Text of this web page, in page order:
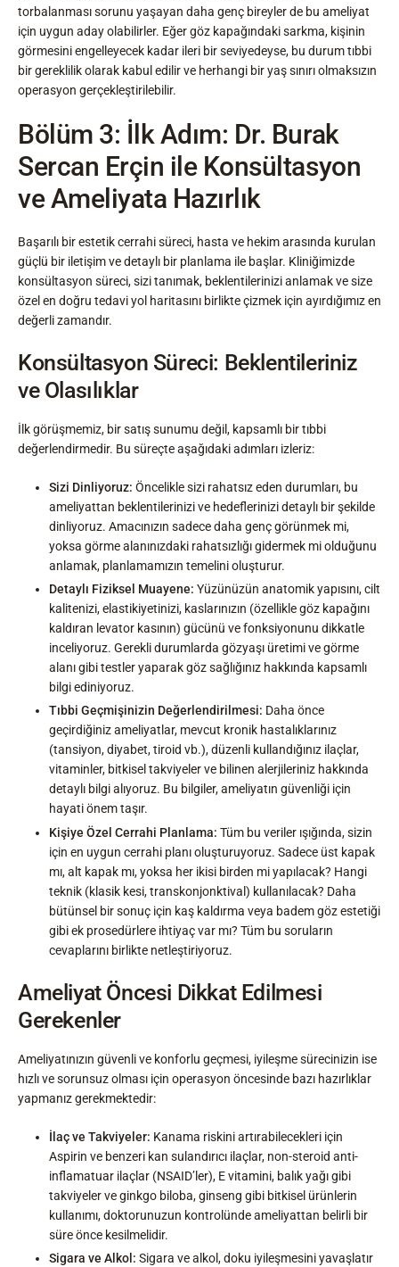
torbalanması sorunu yaşayan daha genç bireyler de bu ameliyat
için uygun aday olabilirler. Eğer göz kapağındaki sarkma, kişinin
görmesini engelleyecek kadar ileri bir seviyedeyse, bu durum tıbbi
bir gereklilik olarak kabul edilir ve herhangi bir yaş sınırı olmaksızın
operasyon gerçekleştirilebilir.
Bölüm 3: İlk Adım: Dr. Burak
Sercan Erçin ile Konsültasyon
ve Ameliyata Hazırlık
Başarılı bir estetik cerrahi süreci, hasta ve hekim arasında kurulan
güçlü bir iletişim ve detaylı bir planlama ile başlar. Kliniğimizde
konsültasyon süreci, sizi tanımak, beklentilerinizi anlamak ve size
özel en doğru tedavi yol haritasını birlikte çizmek için ayırdığımız en
değerli zamandır.
Konsültasyon Süreci: Beklentileriniz
ve Olasılıklar
İlk görüşmemiz, bir satış sunumu değil, kapsamlı bir tıbbi
değerlendirmedir. Bu süreçte aşağıdaki adımları izleriz:
Sizi Dinliyoruz: Öncelikle sizi rahatsız eden durumları, bu
ameliyattan beklentilerinizi ve hedeflerinizi detaylı bir şekilde
dinliyoruz. Amacınızın sadece daha genç görünmek mi,
yoksa görme alanınızdaki rahatsızlığı gidermek mi olduğunu
anlamak, planlamamızın temelini oluşturur.
Detaylı Fiziksel Muayene: Yüzünüzün anatomik yapısını, cilt
kalitenizi, elastikiyetinizi, kaslarınızın (özellikle göz kapağını
kaldıran levator kasının) gücünü ve fonksiyonunu dikkatle
inceliyoruz. Gerekli durumlarda gözyaşı üretimi ve görme
alanı gibi testler yaparak göz sağlığınız hakkında kapsamlı
bilgi ediniyoruz.
Tıbbi Geçmişinizin Değerlendirilmesi: Daha önce
geçirdiğiniz ameliyatlar, mevcut kronik hastalıklarınız
(tansiyon, diyabet, tiroid vb.), düzenli kullandığınız ilaçlar,
vitaminler, bitkisel takviyeler ve bilinen alerjileriniz hakkında
detaylı bilgi alıyoruz. Bu bilgiler, ameliyatın güvenliği için
hayati önem taşır.
Kişiye Özel Cerrahi Planlama: Tüm bu veriler ışığında, sizin
için en uygun cerrahi planı oluşturuyoruz. Sadece üst kapak
mı, alt kapak mı, yoksa her ikisi birden mi yapılacak? Hangi
teknik (klasik kesi, transkonjonktival) kullanılacak? Daha
bütünsel bir sonuç için kaş kaldırma veya badem göz estetiği
gibi ek prosedürlere ihtiyaç var mı? Tüm bu soruların
cevaplarını birlikte netleştiriyoruz.
Ameliyat Öncesi Dikkat Edilmesi
Gerekenler
Ameliyatınızın güvenli ve konforlu geçmesi, iyileşme sürecinizin ise
hızlı ve sorunsuz olması için operasyon öncesinde bazı hazırlıklar
yapmanız gerekmektedir:
İlaç ve Takviyeler: Kanama riskini artırabilecekleri için
Aspirin ve benzeri kan sulandırıcı ilaçlar, non-steroid anti-
inflamatuar ilaçlar (NSAID’ler), E vitamini, balık yağı gibi
takviyeler ve ginkgo biloba, ginseng gibi bitkisel ürünlerin
kullanımı, doktorunuzun kontrolünde ameliyattan belirli bir
süre önce kesilmelidir.
Sigara ve Alkol: Sigara ve alkol, doku iyileşmesini yavaşlatır